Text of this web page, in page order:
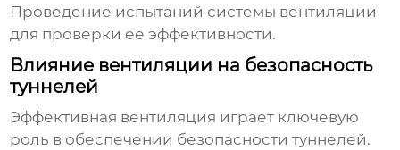
Проведение испытаний системы вентиляции
для проверки ее эффективности.
Влияние вентиляции на безопасность
туннелей
Эффективная вентиляция играет ключевую
роль в обеспечении безопасности туннелей.